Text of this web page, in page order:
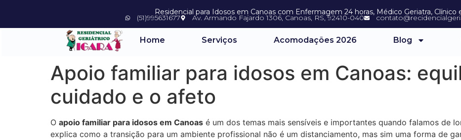
Residencial para Idosos em Canoas com Enfermagem 24 horas, Médico Geriatra, Clínico
(51)995631677 Av. Armando Fajardo 1306, Canoas, RS, 92410-040
Home Serviços Acomodações 2026 Blog
Apoio familiar para idosos em Canoas:
cuidado e o afeto
O apoio familiar para idosos em Canoas é um dos temas mais sensíveis e importantes quando falamos de
explica como a transição para um ambiente profissional não é um distanciamento, mas sim uma forma de